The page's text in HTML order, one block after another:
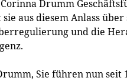
Drumm
aus diesem Anlass
und die
Sie führen nun seit